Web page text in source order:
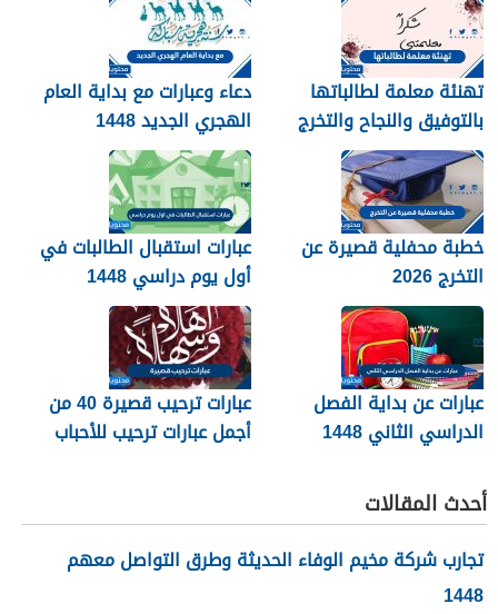
تهنئة معلمة لطالباتها
بالتوفيق والنجاح والتخرج
2026
دعاء وعبارات مع بداية العام
الهجري الجديد 1448
خطبة محفلية قصيرة عن
التخرج 2026
عبارات استقبال الطالبات في
أول يوم دراسي 1448
عبارات عن بداية الفصل
الدراسي الثاني 1448
عبارات ترحيب قصيرة 40 من
أجمل عبارات ترحيب للأحباب
أحدث المقالات
تجارب شركة مخيم الوفاء الحديثة وطرق التواصل معهم
1448